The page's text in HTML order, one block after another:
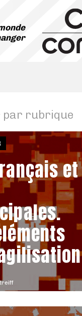
par rubrique
et